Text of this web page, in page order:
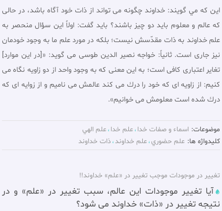
اين كه مي گويند: خداوند چگونه مى تواند از ذات خود آگاه باشد، در حالى
كه عالم و معلوم بايد دو چيز باشند؟ بايد گفت: اولاً اين سؤال منحصر به
علم خداوند به ذات مقدّسش نيست؛ بلکه در مورد علم ما به وجود خودمان
نيز جارى است. ثانياً: خواجه نصیر الدین طوسى مى گويد: «[در اين موارد]
تغاير اعتبارى كافى است؛ به اين معنی که به وجود واحد از دو زاويه نگاه مى
كنيم: از زاويه اى كه خود را درك مى كند عالمش مى ناميم و از زوايه اى كه
درك شده است معلومش مى خوانيم».
موضوعات: اسماء و صفات خدا علم خدا علم الهي
کلیدواژه ها: علم حضوري علم خداوند ذات خداوند
تغییر در موجودات موجب تغییر در «علم» خداوند!!
آیا تغییر موجودات این عالم، سبب تغییر در «علم» و در
نتیجه تغییر در «ذات» خداوند می شود؟